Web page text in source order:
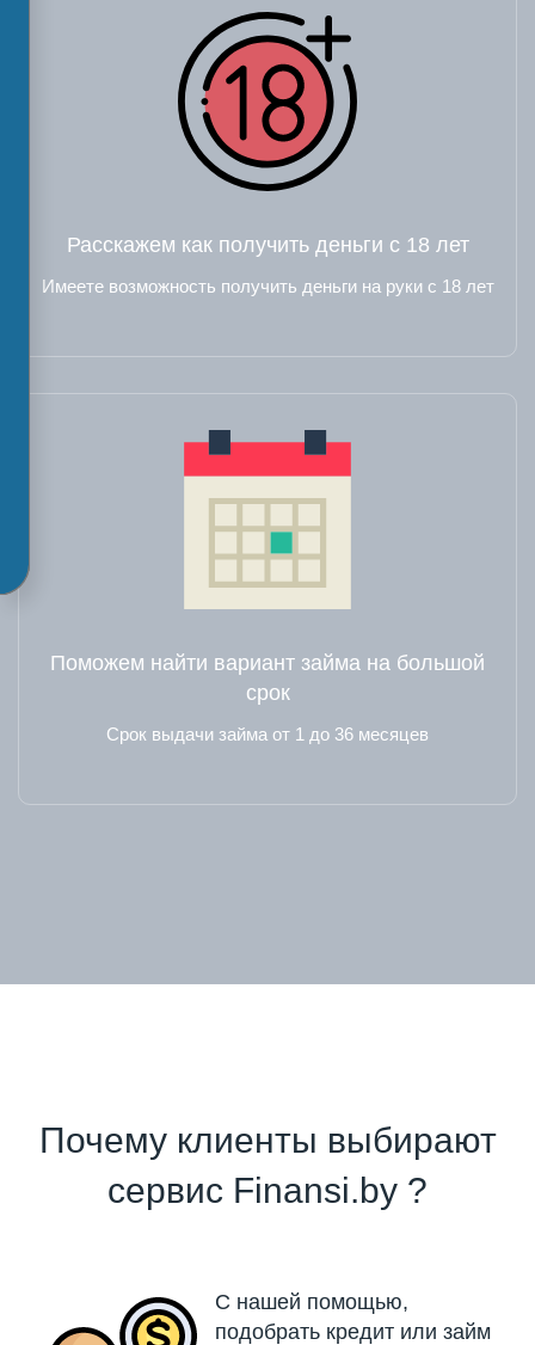
Расскажем как получить деньги с 18 лет
Имеете возможность получить деньги на руки с 18 лет
Поможем найти вариант займа на большой
срок
Срок выдачи займа от 1 до 36 месяцев
Почему клиенты выбирают
сервис Finansi.by ?
С нашей помощью,
подобрать кредит или займ